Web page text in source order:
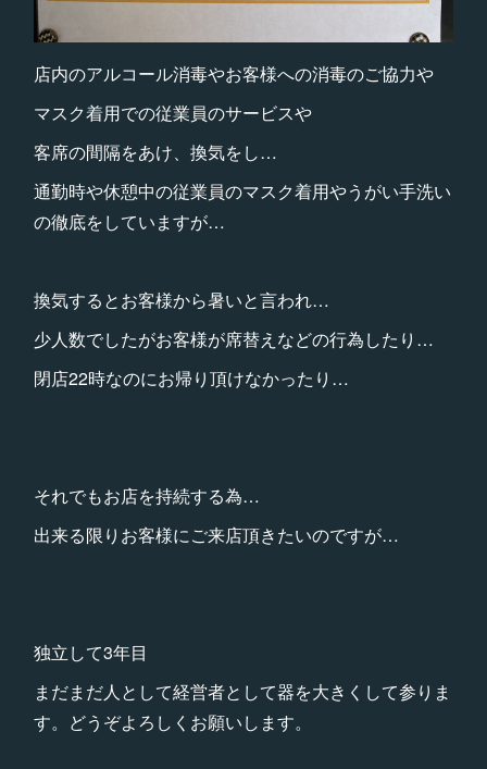
店内のアルコール消毒やお客様への消毒のご協力や
マスク着用での従業員のサービスや
客席の間隔をあけ、換気をし…
通勤時や休憩中の従業員のマスク着用やうがい手洗い
の徹底をしていますが…
換気するとお客様から暑いと言われ…
少人数でしたがお客様が席替えなどの行為したり…
閉店22時なのにお帰り頂けなかったり…
それでもお店を持続する為…
出来る限りお客様にご来店頂きたいのですが…
独立して3年目
まだまだ人として経営者として器を大きくして参りま
す。どうぞよろしくお願いします。